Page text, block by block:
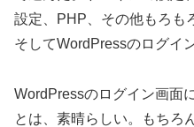
設定、PHP、その他もろも
そしてWordPressのログイ
WordPressのログイン画面
とは、素晴らしい。もちろ